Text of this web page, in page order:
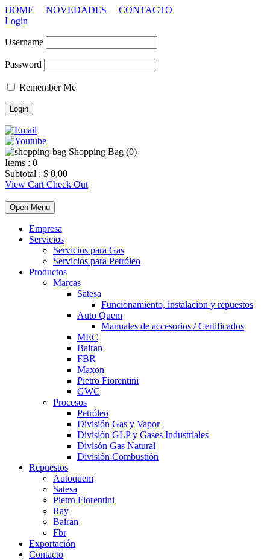
HOME NOVEDADES
CONTACTO
Login
Username
Password
Remember Me
Shopping Bag (0)
Items : 0
Subtotal : $ 0,00
View Cart Check Out
Open Menu
Empresa
Servicios
Servicios para Gas
Servicios para Petróleo
Productos
Marcas
Satesa
Funcionamiento, instalación y repuestos
Auto Quem
Manuales de accesorios / Certificados
MEC
Bairan
FBR
Maxon
Pietro Fiorentini
GWC
Procesos
Petróleo
División Gas y Vapor
División GLP y Gases Industriales
Divisón Gas Natural
División Combustión
Repuestos
Autoquem
Satesa
Pietro Fiorentini
Ray
Bairan
Fbr
Exportación
Contacto